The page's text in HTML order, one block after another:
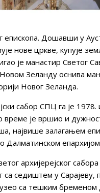
епископа. Дошавши у
нове цркве, купује
је манастир Светог
Зеланду оснива
Новог Зеланда.
сабор СПЦ га је
време је вршио и
највише залагањем
Далматинском
архијерејског
са седиштем у
са тешким